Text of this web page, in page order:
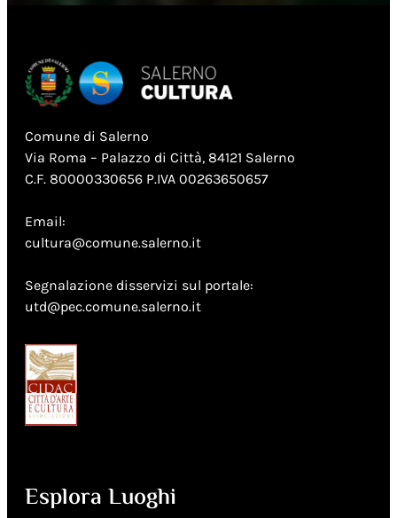
Comune di Salerno
Via Roma – Palazzo di Città, 84121 Salerno
C.F. 80000330656 P.IVA 00263650657
Email:
cultura@comune.salerno.it
Segnalazione disservizi sul portale:
utd@pec.comune.salerno.it
Esplora Luoghi